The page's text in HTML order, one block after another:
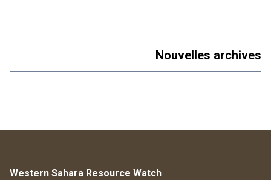
Nouvelles archives
Western Sahara Resource Watch